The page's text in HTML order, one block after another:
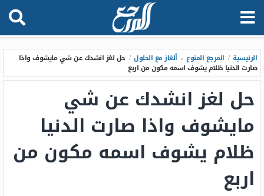
الرئيسية / المرجع المنوع ، ألغاز مع الحلول / حل لغز انشدك عن شي مايشوف واذا
صارت الدنيا ظلام يشوف اسمه مكون من اربع
حل لغز انشدك عن شي
مايشوف واذا صارت الدنيا
ظلام يشوف اسمه مكون من
اربع